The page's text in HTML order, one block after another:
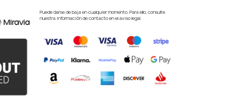
Puede darse de baja en cualquier momento. Para ello, consulte
nuestra información de contacto en el aviso legal.